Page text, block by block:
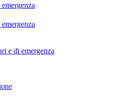
e di emergenza